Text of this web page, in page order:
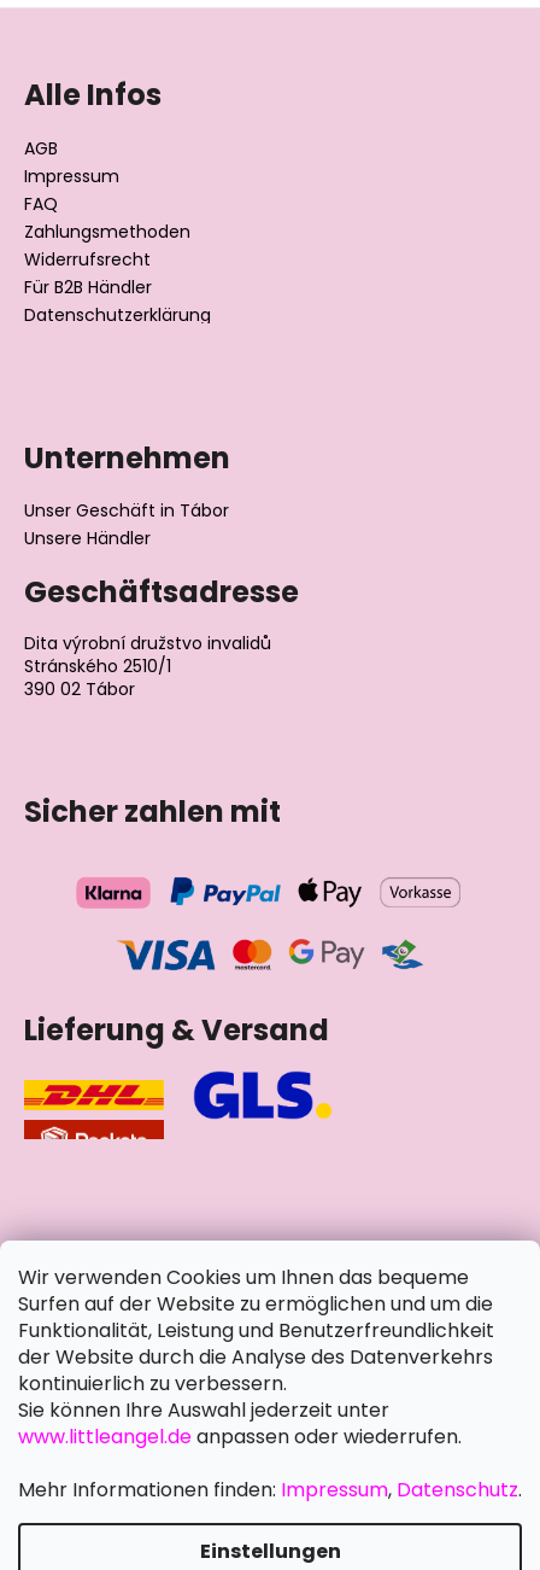
Wir verwenden Cookies um Ihnen das bequeme
Surfen auf der Website zu ermöglichen und um die
Funktionalität, Leistung und Benutzerfreundlichkeit
der Website durch die Analyse des Datenverkehrs
kontinuierlich zu verbessern.
Sie können Ihre Auswahl jederzeit unter
www.littleangel.deanpassen oder wiederrufen.
Mehr Informationen finden: Impressum, Datenschutz.
Einstellungen
F
Alle Infos
AGB
Impressum
FAQ
Zahlungsmethoden
Widerrufsrecht
Für B2B Händler
Datenschutzerklärung
Unternehmen
Unser Geschäft in Tábor
Unsere Händler
Geschäftsadresse
Dita výrobní družstvo invalidů
Stránského 2510/1
390 02 Tábor
Sicher zahlen mit
Lieferung & Versand
soziale Netzwerke